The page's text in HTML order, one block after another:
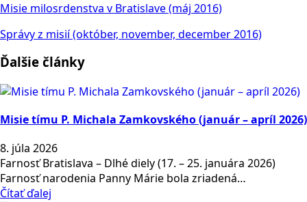
Misie milosrdenstva v Bratislave (máj 2016)
Správy z misií (október, november, december 2016)
Ďalšie články
Misie tímu P. Michala Zamkovského (január – apríl 2026)
8. júla 2026
Farnosť Bratislava – Dlhé diely (17. – 25. januára 2026)
Farnosť narodenia Panny Márie bola zriadená…
Čítať ďalej